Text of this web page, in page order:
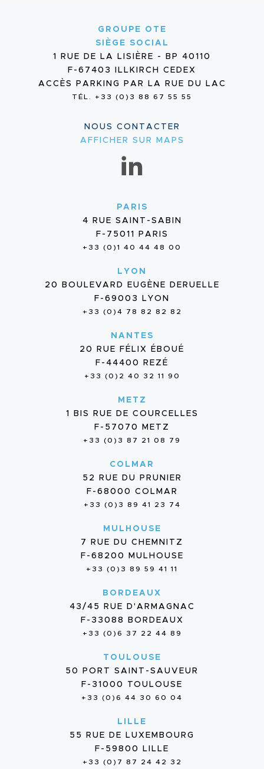
GROUPE OTE
SIÈGE SOCIAL
1 RUE DE LA LISIÈRE - BP 40110
F-67403 ILLKIRCH CEDEX
ACCÈS PARKING PAR LA RUE DU LAC
TÉL. +33 (0)3 88 67 55 55
NOUS CONTACTER
AFFICHER SUR MAPS
PARIS
4 RUE SAINT-SABIN
F-75011 PARIS
+33 (0)1 40 44 48 00
LYON
20 BOULEVARD EUGÈNE DERUELLE
F-69003 LYON
+33 (0)4 78 82 82 82
NANTES
20 RUE FÉLIX ÉBOUÉ
F-44400 REZÉ
+33 (0)2 40 32 11 90
METZ
1 BIS RUE DE COURCELLES
F-57070 METZ
+33 (0)3 87 21 08 79
COLMAR
52 RUE DU PRUNIER
F-68000 COLMAR
+33 (0)3 89 41 23 74
MULHOUSE
7 RUE DU CHEMNITZ
F-68200 MULHOUSE
+33 (0)3 89 59 41 11
BORDEAUX
43/45 RUE D'ARMAGNAC
F-33088 BORDEAUX
+33 (0)6 37 22 44 89
TOULOUSE
50 PORT SAINT-SAUVEUR
F-31000 TOULOUSE
+33 (0)6 44 30 60 04
LILLE
55 RUE DE LUXEMBOURG
F-59800 LILLE
+33 (0)7 87 24 42 32